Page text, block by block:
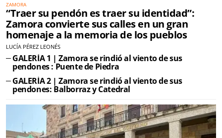
ZAMORA
“Traer su pendón es traer su identidad”:
Zamora convierte sus calles en un gran
homenaje a la memoria de los pueblos
LUCÍA PÉREZ LEONÉS
GALERÍA 1 | Zamora se rindió al viento de sus
pendones : Puente de Piedra
GALERÍA 2 | Zamora se rindió al viento de sus
pendones: Balborraz y Catedral